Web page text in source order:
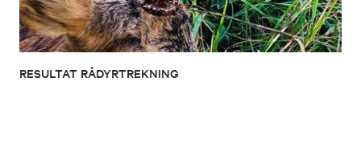
RESULTAT RÅDYRTREKNING